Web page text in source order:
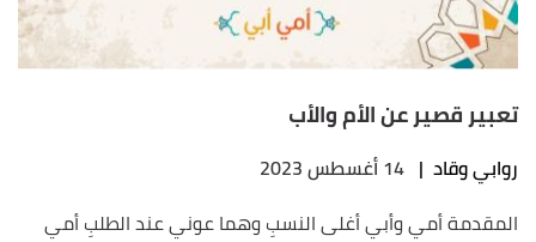
تعبير قصير عن الأم والأب
روابي وقاد | 14 أغسطس 2023
المقدمة أمي وأبي أغلى النسبِ وهما عوني عند الطلبِ أمي